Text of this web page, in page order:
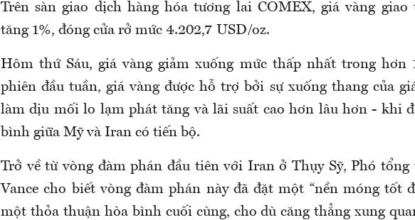
Trên sàn giao dịch hàng hóa tương lai COMEX, giá vàng giao
tăng 1%, đóng cửa rở mức 4.202,7 USD/oz.
Hôm thứ Sáu, giá vàng giảm xuống mức thấp nhất trong hơn
phiên đầu tuần, giá vàng được hỗ trợ bởi sự xuống thang của
làm dịu mối lo lạm phát tăng và lãi suất cao hơn lâu hơn - khi
bình giữa Mỹ và Iran có tiến bộ.
Trở về từ vòng đàm phán đầu tiên với Iran ở Thụy Sỹ, Phó
Vance cho biết vòng đàm phán này đã đặt một “nền móng tốt
một thỏa thuận hòa bình cuối cùng, cho dù căng thẳng xung